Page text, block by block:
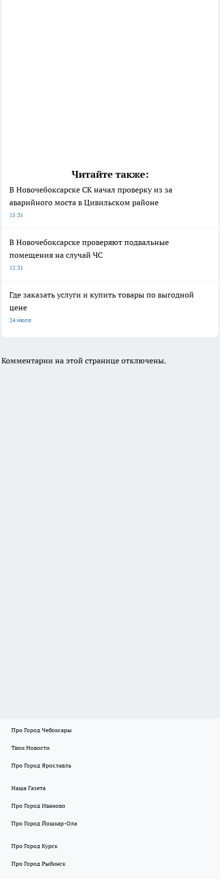
Читайте также:
В Новочебоксарске СК начал проверку из за
аварийного моста в Цивильском районе
15:31
В Новочебоксарске проверяют подвальные
помещения на случай ЧС
12:31
Где заказать услуги и купить товары по выгодной
цене
24 июля
Комментарии на этой странице отключены.
Про Город Чебоксары
Твои Новости
Про Город Ярославль
Наша Газета
Про Город Иваново
Про Город Йошкар-Ола
Про Город Курск
Про Город Рыбинск